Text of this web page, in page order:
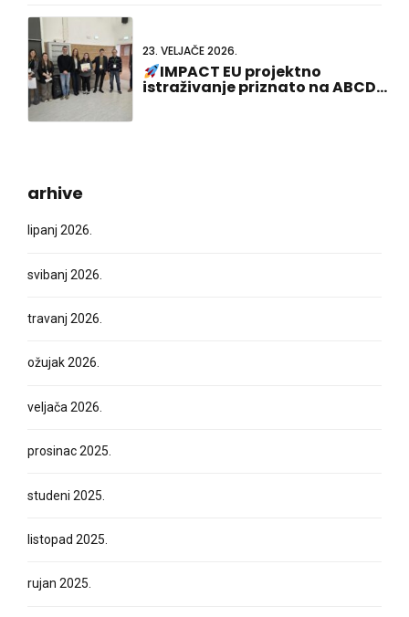
23. VELJAČE 2026.
IMPACT EU projektno
istraživanje priznato na ABCD-
arhive
lipanj 2026.
svibanj 2026.
travanj 2026.
ožujak 2026.
veljača 2026.
prosinac 2025.
studeni 2025.
listopad 2025.
rujan 2025.